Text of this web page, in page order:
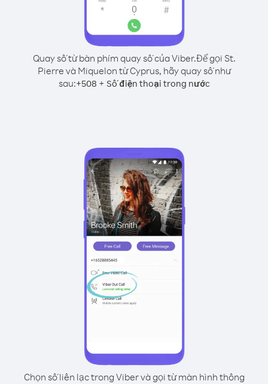
Quay số từ bàn phím quay số của Viber.Để gọi St.
Pierre và Miquelon từ Cyprus, hãy quay số như
sau:+508 + Số điện thoại trong nước
Chọn số liên lạc trong Viber và gọi từ màn hình thông